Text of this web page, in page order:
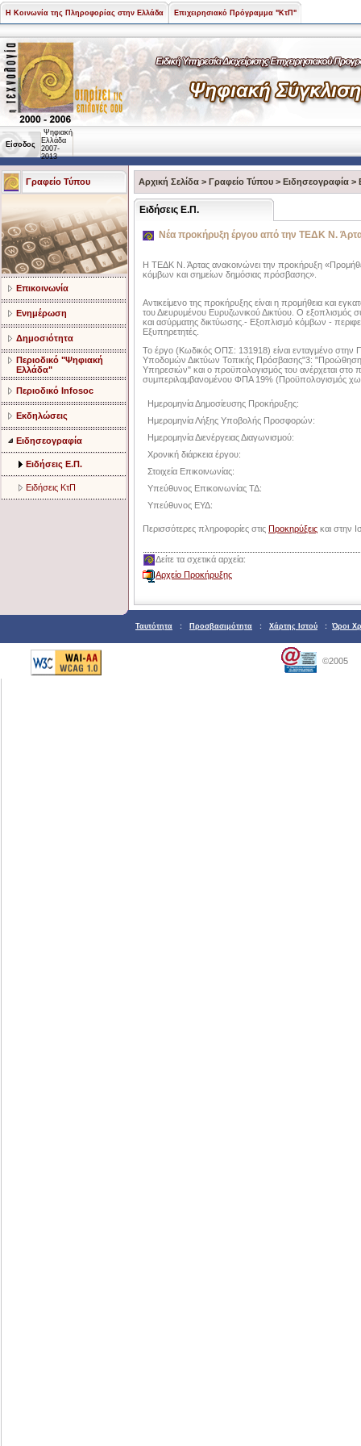
Η Κοινωνία της Πληροφορίας στην Ελλάδα Επιχειρησιακό Πρόγραμμα "ΚτΠ"
Είσοδος
Ψηφιακή
Ελλάδα
2007-
2013
Γραφείο Τύπου
Επικοινωνία
Ενημέρωση
Δημοσιότητα
Περιοδικό "Ψηφιακή
Ελλάδα"
Περιοδικό Infosoc
Εκδηλώσεις
Ειδησεογραφία
Ειδήσεις Ε.Π.
Ειδήσεις ΚτΠ
Αρχική Σελίδα > Γραφείο Τύπου > Ειδησεογραφία >
Ειδήσεις Ε.Π.
Νέα προκήρυξη έργου από την ΤΕΔΚ Ν.
Η ΤΕΔΚ Ν. Άρτας ανακοινώνει την προκήρυξη
κόμβων και σημείων δημόσιας πρόσβασης».
Αντικείμενο της προκήρυξης είναι η προμήθεια και
του Διευρυμένου Ευρυζωνικού Δικτύου. Ο εξοπλισμός
και ασύρματης δικτύωσης.- Εξοπλισμό κόμβων -
Εξυπηρετητές.
Το έργο (Κωδικός ΟΠΣ: 131918) είναι ενταγμένο
Υποδομών Δικτύων Τοπικής Πρόσβασης"3:
Υπηρεσιών" και ο προϋπολογισμός του ανέρχεται στο
συμπεριλαμβανομένου ΦΠΑ 19% (Προϋπολογισμός
Ημερομηνία Δημοσίευσης Προκήρυξης:
Ημερομηνία Λήξης Υποβολής Προσφορών:
Ημερομηνία Διενέργειας Διαγωνισμού:
Χρονική διάρκεια έργου:
Στοιχεία Επικοινωνίας:
Υπεύθυνος Επικοινωνίας ΤΔ:
Υπεύθυνος ΕΥΔ:
Περισσότερες πληροφορίες στις Προκηρύξεις και στην
Δείτε τα σχετικά αρχεία:
Αρχείο Προκήρυξης
Ταυτότητα : Προσβασιμότητα : Χάρτης Ιστού : Όροι
©2005